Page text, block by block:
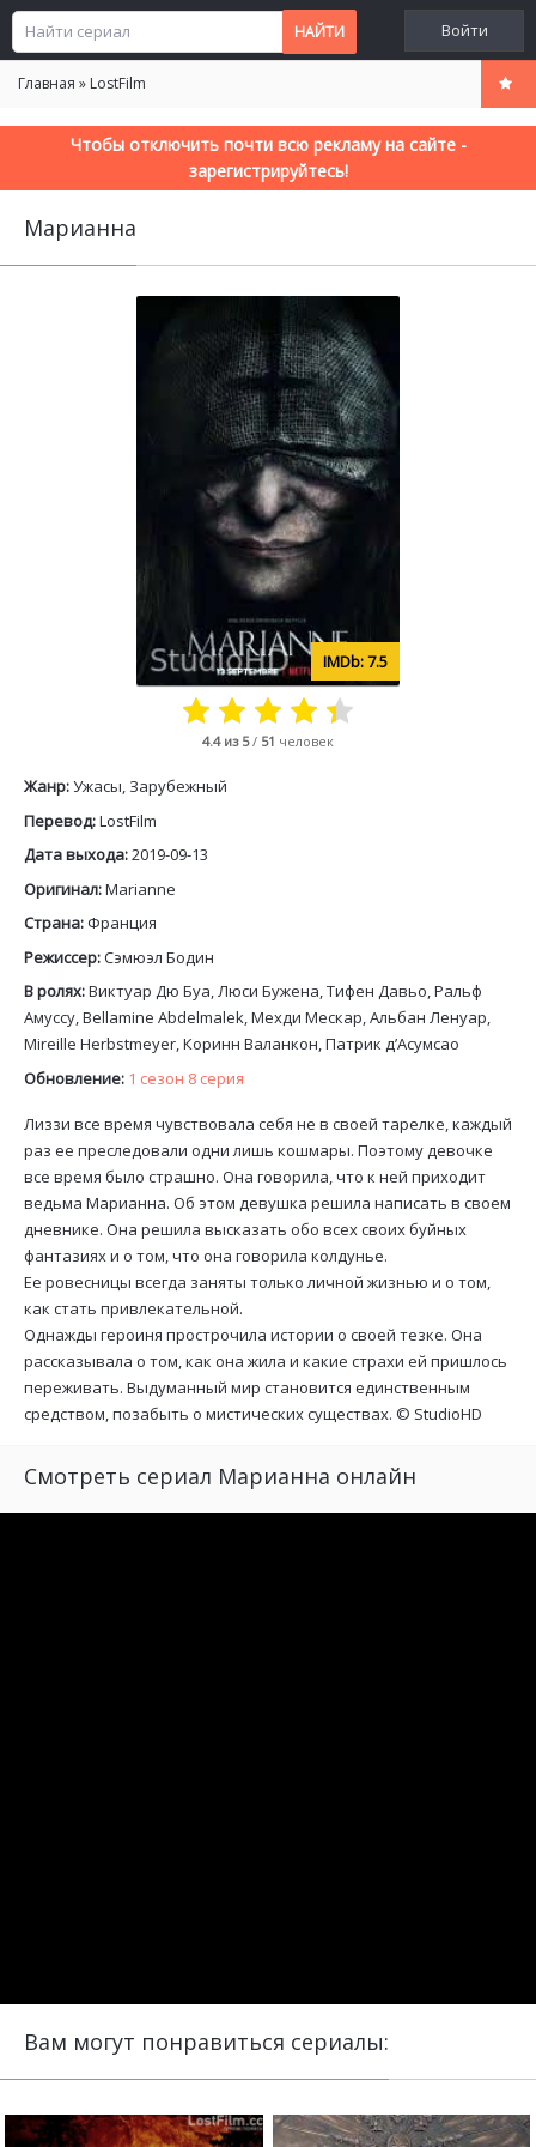
Войти
Главная » LostFilm
Чтобы отключить почти всю рекламу на сайте -
зарегистрируйтесь!
Марианна
7.5
4.4из 5/ 51 человек
Жанр:Ужасы, Зарубежный
Перевод:LostFilm
Дата выхода:2019-09-13
Оригинал:Marianne
Страна: Франция
Режиссер:Сэмюэл Бодин
В ролях:Виктуар Дю Буа, Люси Бужена, Тифен Давьо, Ральф
Амуссу, Bellamine Abdelmalek, Мехди Мескар, Альбан Ленуар,
Mireille Herbstmeyer, Коринн Валанкон, Патрик д’Асумсао
Обновление: 1 сезон 8 серия
Лиззи все время чувствовала себя не в своей тарелке, каждый
раз ее преследовали одни лишь кошмары. Поэтому девочке
все время было страшно. Она говорила, что к ней приходит
ведьма Марианна. Об этом девушка решила написать в своем
дневнике. Она решила высказать обо всех своих буйных
фантазиях и о том, что она говорила колдунье.
Ее ровесницы всегда заняты только личной жизнью и о том,
как стать привлекательной.
Однажды героиня прострочила истории о своей тезке. Она
рассказывала о том, как она жила и какие страхи ей пришлось
переживать. Выдуманный мир становится единственным
средством, позабыть о мистических существах. © StudioHD
Смотреть сериал Марианна онлайн
Вам могут понравиться сериалы: